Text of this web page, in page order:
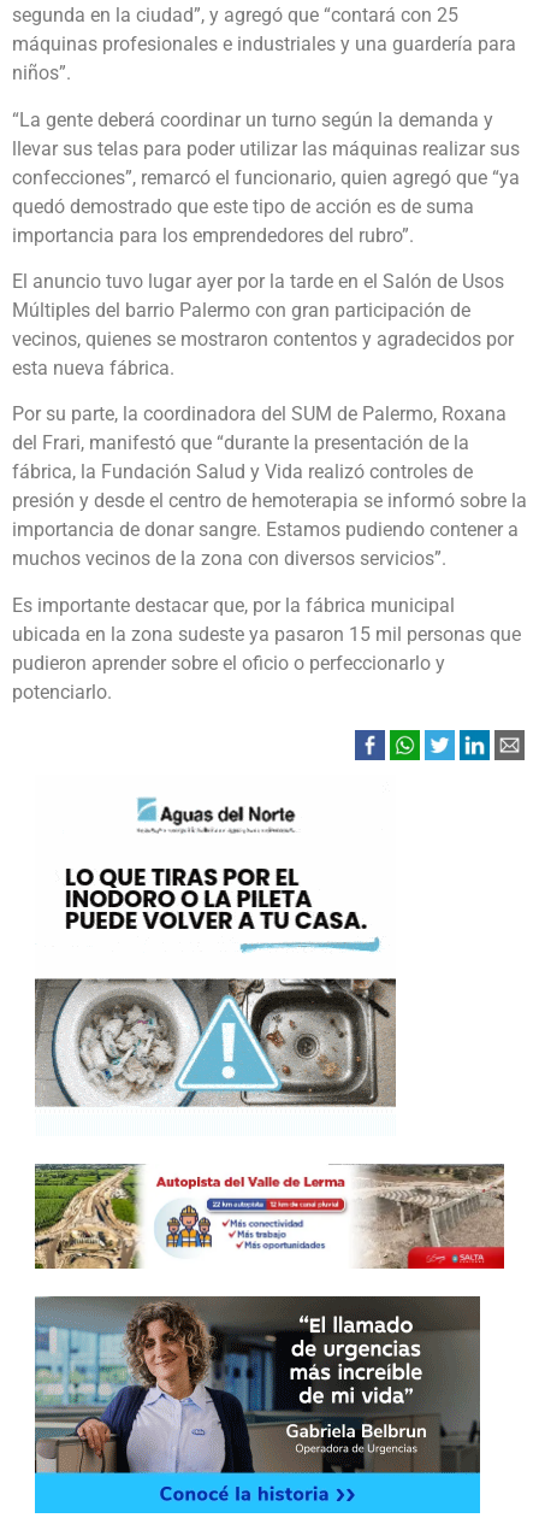
segunda en la ciudad”, y agregó que “contará con 25
máquinas profesionales e industriales y una guardería para
niños”.
“La gente deberá coordinar un turno según la demanda y
llevar sus telas para poder utilizar las máquinas realizar sus
confecciones”, remarcó el funcionario, quien agregó que “ya
quedó demostrado que este tipo de acción es de suma
importancia para los emprendedores del rubro”.
El anuncio tuvo lugar ayer por la tarde en el Salón de Usos
Múltiples del barrio Palermo con gran participación de
vecinos, quienes se mostraron contentos y agradecidos por
esta nueva fábrica.
Por su parte, la coordinadora del SUM de Palermo, Roxana
del Frari, manifestó que “durante la presentación de la
fábrica, la Fundación Salud y Vida realizó controles de
presión y desde el centro de hemoterapia se informó sobre la
importancia de donar sangre. Estamos pudiendo contener a
muchos vecinos de la zona con diversos servicios”.
Es importante destacar que, por la fábrica municipal
ubicada en la zona sudeste ya pasaron 15 mil personas que
pudieron aprender sobre el oficio o perfeccionarlo y
potenciarlo.